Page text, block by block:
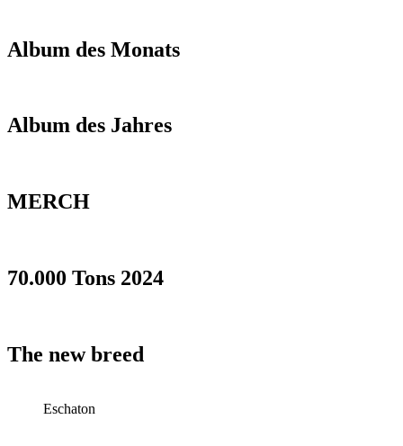
Album des Monats
Album des Jahres
MERCH
70.000 Tons 2024
The new breed
Eschaton